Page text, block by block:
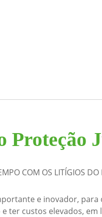
Proteção
COM OS LITÍGIOS
e inovador, para
ter custos elevados, em